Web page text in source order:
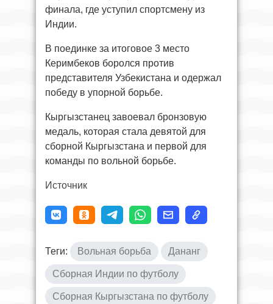
финала, где уступил спортсмену из
Индии.
В поединке за итоговое 3 место
Керимбеков боролся против
представителя Узбекистана и одержал
победу в упорной борьбе.
Кыргызстанец завоевал бронзовую
медаль, которая стала девятой для
сборной Кыргызстана и первой для
команды по вольной борьбе.
Источник
Теги: Вольная борьба Дананг
Сборная Индии по футболу
Сборная Кыргызстана по футболу